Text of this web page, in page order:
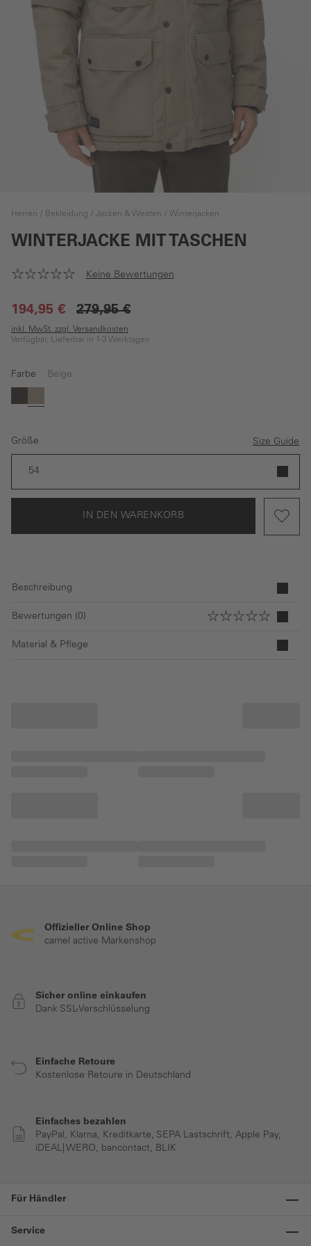
Herren Bekleidung Jacken & Westen Winterjacken
WINTERJACKE MIT TASCHEN
Keine Bewertungen
194,95 € 279,95 €
inkl. MwSt. zzgl. Versandkosten
Verfügbar, Lieferbar in 1-3 Werktagen
Farbe Beige
BraunBeige
Größe Size Guide
54
IN DEN WARENKORB
Beschreibung
Bewertungen (0)
Material & Pflege
Offizieller Online Shop
camel active Markenshop
Sicher online einkaufen
Dank SSL-Verschlüsselung
Einfache Retoure
Kostenlose Retoure in Deutschland
Einfaches bezahlen
PayPal, Klarna, Kreditkarte, SEPA Lastschrift, Apple Pay,
iDEAL| WERO, bancontact, BLIK
Für Händler
Service